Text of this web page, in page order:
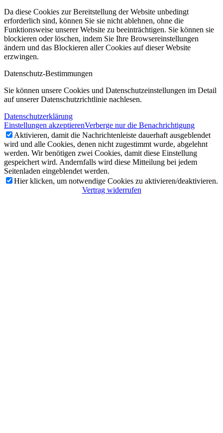
Da diese Cookies zur Bereitstellung der Website unbedingt
erforderlich sind, können Sie sie nicht ablehnen, ohne die
Funktionsweise unserer Website zu beeinträchtigen. Sie können sie
blockieren oder löschen, indem Sie Ihre Browsereinstellungen
ändern und das Blockieren aller Cookies auf dieser Website
erzwingen.
Datenschutz-Bestimmungen
Sie können unsere Cookies und Datenschutzeinstellungen im Detail
auf unserer Datenschutzrichtlinie nachlesen.
Datenschutzerklärung
Einstellungen akzeptierenVerberge nur die Benachrichtigung
Aktivieren, damit die Nachrichtenleiste dauerhaft ausgeblendet
wird und alle Cookies, denen nicht zugestimmt wurde, abgelehnt
werden. Wir benötigen zwei Cookies, damit diese Einstellung
gespeichert wird. Andernfalls wird diese Mitteilung bei jedem
Seitenladen eingeblendet werden.
Hier klicken, um notwendige Cookies zu aktivieren/deaktivieren.
Vertrag widerrufen